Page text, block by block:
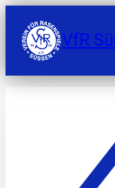
Inhalt
springen
VfR